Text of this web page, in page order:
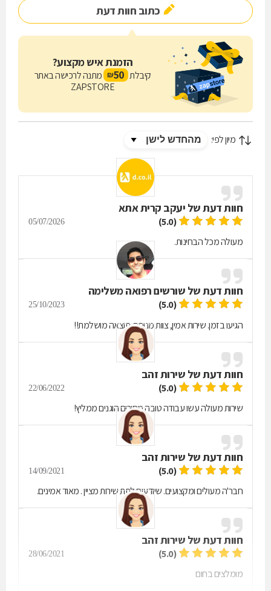
בלתי נפרד מתהליך העבודה. לכן, מושם דגש על מענה מהיר, ליווי מקצועי
והתנהלות מסודרת משלב הפנייה ועד לסיום העבודה.
צרו קשר עם שלומי רוח ובנו בע"מ וקבלו מענה מקצועי, שירות אמין וביצוע
בהתאם לדרישות הפרויקט.
כתוב חוות דעת
הזמנת איש מקצוע?
קיבלת 50
₪ מתנה לרכישה באתר
ZAPSTORE
מיון לפי:
חוות דעת של יעקב קרית אתא
(5.0)
05/07/2026
מעולה מכל הבחינות.
חוות דעת של שורשים רפואה משלימה
(5.0)
25/10/2023
הגיעו בזמן. שירות אמין, צוות מנוסה. תוצאה מושלמת!!
חוות דעת של שירות זהב
(5.0)
22/06/2022
שירות מעולה עשו עבודה טובה מחירים הוגנים ממליץ!
חוות דעת של שירות זהב
(5.0)
14/09/2021
חבר'ה מעולים ומקצועים. שיודעים לתת שירות מציין . מאוד אמינים.
חוות דעת של שירות זהב
(5.0)
28/06/2021
מומלצים בחום